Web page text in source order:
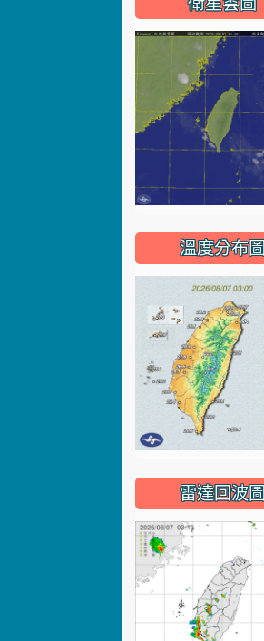
溫度分布圖
雷達回波圖